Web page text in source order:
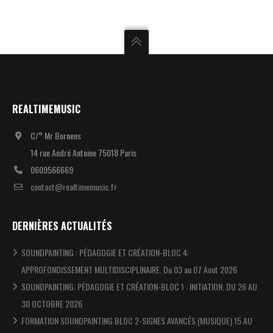
REALTIMEMUSIC
C/° Mr Bornens
14 rue André Antoine 75018 Paris
0609566669
contact@realtimemusic.fr
DERNIÈRES ACTUALITÉS
SOUNDPAINTING : PÉDAGOGIE ET CRÉATION-BLOC 4:
APPROFONDISSEMENT MULTIDISCIPLINAIRE. Du 03 au 07 Aout 2026
SOUNDPAINTING: PÉDAGOGIE ET CRÉATION-BLOC 1 : INITIATION. DU 26 AU
30 OCTOBRE 2026
FORMATION SOUNDPAINTING BLOC 2-SIGNES AVANCÉS (MUSIQUE) 15 AU